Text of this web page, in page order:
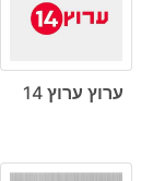
ערוץ ערוץ 14